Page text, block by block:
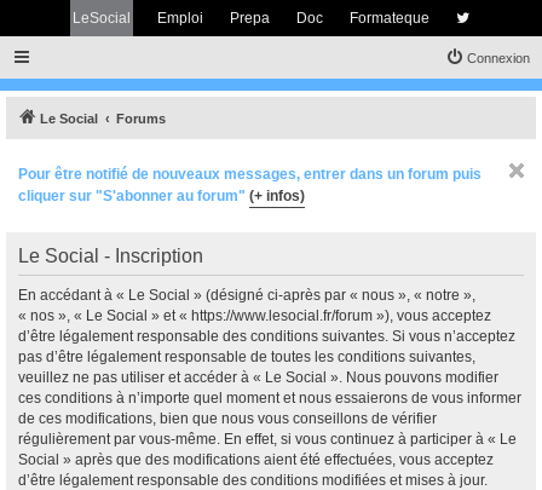
LeSocial Emploi Prepa Doc Formateque
Connexion
Le Social Forums
Pour être notifié de nouveaux messages, entrer dans un forum puis
cliquer sur "S'abonner au forum" (+ infos)
Le Social - Inscription
En accédant à « Le Social » (désigné ci-après par « nous », « notre »,
« nos », « Le Social » et « https://www.lesocial.fr/forum »), vous acceptez
d’être légalement responsable des conditions suivantes. Si vous n’acceptez
pas d’être légalement responsable de toutes les conditions suivantes,
veuillez ne pas utiliser et accéder à « Le Social ». Nous pouvons modifier
ces conditions à n’importe quel moment et nous essaierons de vous informer
de ces modifications, bien que nous vous conseillons de vérifier
régulièrement par vous-même. En effet, si vous continuez à participer à « Le
Social » après que des modifications aient été effectuées, vous acceptez
d’être légalement responsable des conditions modifiées et mises à jour.